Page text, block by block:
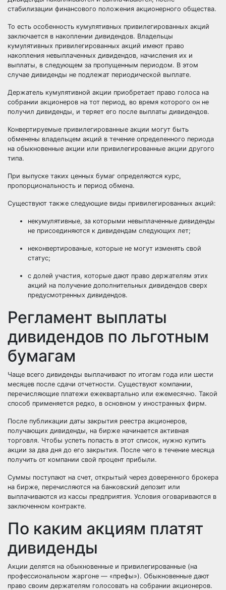
стабилизации финансового положения акционерного общества.
То есть особенность кумулятивных привилегированных акций
заключается в накоплении дивидендов. Владельцы
кумулятивных привилегированных акций имеют право
накопления невыплаченных дивидендов, начисления их и
выплаты, в следующем за пропущенным периодом. В этом
случае дивиденды не подлежат периодической выплате.
Держатель кумулятивной акции приобретает право голоса на
собрании акционеров на тот период, во время которого он не
получил дивиденды, и теряет его после выплаты дивидендов.
Конвертируемые привилегированные акции могут быть
обменены владельцем акций в течение определенного периода
на обыкновенные акции или привилегированные акции другого
типа.
При выпуске таких ценных бумаг определяются курс,
пропорциональность и период обмена.
Существуют также следующие виды привилегированных акций:
некумулятивные, за которыми невыплаченные дивиденды
не присоединяются к дивидендам следующих лет;
неконвертированые, которые не могут изменять свой
статус;
с долей участия, которые дают право держателям этих
акций на получение дополнительных дивидендов сверх
предусмотренных дивидендов.
Регламент выплаты
дивидендов по льготным
бумагам
Чаще всего дивиденды выплачивают по итогам года или шести
месяцев после сдачи отчетности. Существуют компании,
перечисляющие платежи ежеквартально или ежемесячно. Такой
способ применяется редко, в основном у иностранных фирм.
После публикации даты закрытия реестра акционеров,
получающих дивиденды, на бирже начинается активная
торговля. Чтобы успеть попасть в этот список, нужно купить
акции за два дня до его закрытия. После чего в течение месяца
получить от компании свой процент прибыли.
Суммы поступают на счет, открытый через доверенного брокера
на бирже, перечисляются на банковский депозит или
выплачиваются из кассы предприятия. Условия оговариваются в
заключенном контракте.
По каким акциям платят
дивиденды
Акции делятся на обыкновенные и привилегированные (на
профессиональном жаргоне — «префы»). Обыкновенные дают
право своим держателям голосовать на собрании акционеров.